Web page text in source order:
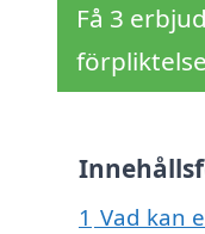
Få 3
1 Vad kan